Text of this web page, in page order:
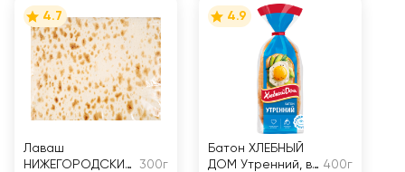
4.7
Лаваш
НИЖЕГОРОДСКИЙ
300г
4.9
Батон ХЛЕБНЫЙ
ДОМ Утренний, в
400г